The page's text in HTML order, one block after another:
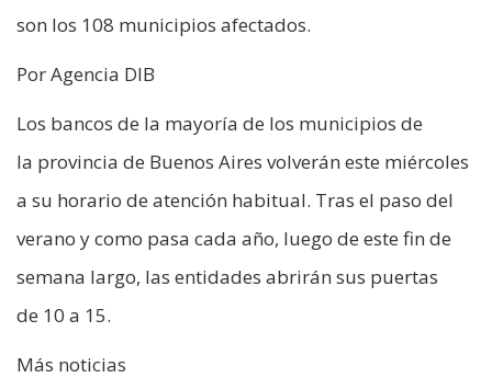
son los 108 municipios afectados.
Por Agencia DIB
Los bancos de la mayoría de los municipios de
la provincia de Buenos Aires volverán este miércoles
a su horario de atención habitual. Tras el paso del
verano y como pasa cada año, luego de este fin de
semana largo, las entidades abrirán sus puertas
de 10 a 15.
Más noticias